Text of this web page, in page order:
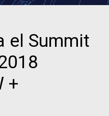
el Summit
+